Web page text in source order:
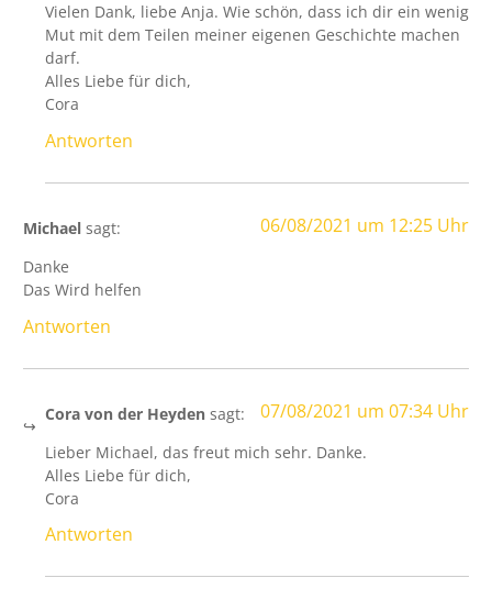
Vielen Dank, liebe Anja. Wie schön, dass ich dir ein wenig
Mut mit dem Teilen meiner eigenen Geschichte machen
darf.
Alles Liebe für dich,
Cora
Antworten
Michael sagt: 06/08/2021 um 12:25 Uhr
Danke
Das Wird helfen
Antworten
Cora von der Heyden sagt: 07/08/2021 um 07:34 Uhr
Lieber Michael, das freut mich sehr. Danke.
Alles Liebe für dich,
Cora
Antworten